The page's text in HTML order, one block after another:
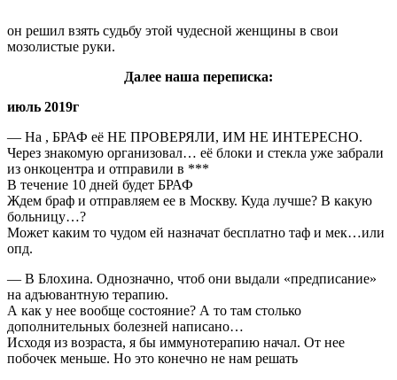
он решил взять судьбу этой чудесной женщины в свои
мозолистые руки.
Далее наша переписка:
июль 2019г
— На , БРАФ её НЕ ПРОВЕРЯЛИ, ИМ НЕ ИНТЕРЕСНО.
Через знакомую организовал… её блоки и стекла уже забрали
из онкоцентра и отправили в ***
В течение 10 дней будет БРАФ
Ждем браф и отправляем ее в Москву. Куда лучше? В какую
больницу…?
Может каким то чудом ей назначат бесплатно таф и мек…или
опд.
— В Блохина. Однозначно, чтоб они выдали «предписание»
на адъювантную терапию.
А как у нее вообще состояние? А то там столько
дополнительных болезней написано…
Исходя из возраста, я бы иммунотерапию начал. От нее
побочек меньше. Но это конечно не нам решать